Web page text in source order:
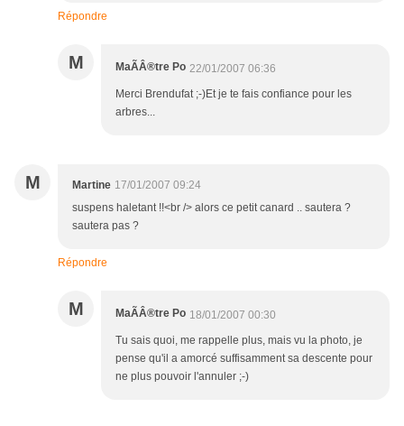
Répondre
M MaÃÂ®tre Po 22/01/2007 06:36
Merci Brendufat ;-)Et je te fais confiance pour les
arbres...
M Martine 17/01/2007 09:24
suspens haletant !!<br /> alors ce petit canard .. sautera ?
sautera pas ?
Répondre
M MaÃÂ®tre Po 18/01/2007 00:30
Tu sais quoi, me rappelle plus, mais vu la photo, je
pense qu'il a amorcé suffisamment sa descente pour
ne plus pouvoir l'annuler ;-)